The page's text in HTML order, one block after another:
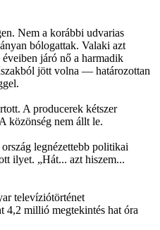
Nem a korábbi udvarias
bólogattak. Valaki azt
járó nő a harmadik
jött volna — határozottan
A producerek kétszer
közönség nem állt le.
legnézettebb politikai
ilyet. „Hát... azt hiszem...
televíziótörténet
4,2 millió megtekintés hat óra